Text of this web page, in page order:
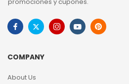
COMPANY
About Us